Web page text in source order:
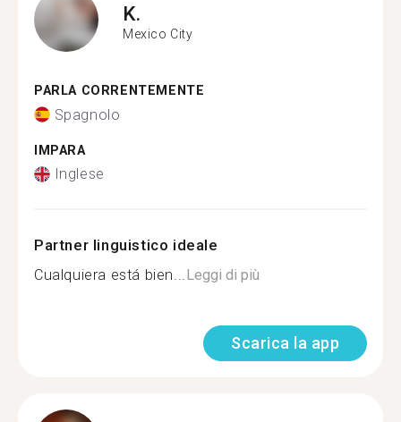
K.
Mexico City
PARLA CORRENTEMENTE
Spagnolo
IMPARA
Inglese
Partner linguistico ideale
Cualquiera está bien...Leggi di più
Scarica la app